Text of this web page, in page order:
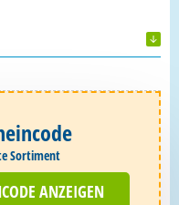
Sortiment
ANZEIGEN